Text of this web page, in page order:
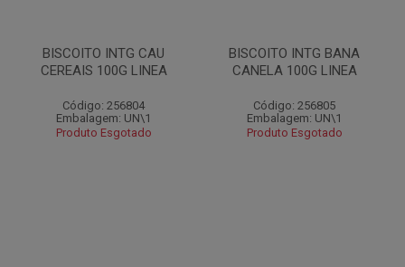
BISCOITO INTG CAU
CEREAIS 100G LINEA
Código: 256804
Embalagem: UN\1
Produto Esgotado
BISCOITO INTG BANA
CANELA 100G LINEA
Código: 256805
Embalagem: UN\1
Produto Esgotado